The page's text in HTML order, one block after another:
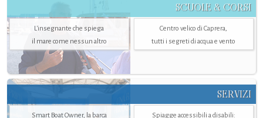
SCUOLE & CORSI
L'insegnante che spiega
il mare come nessun altro
Centro velico di Caprera,
tutti i segreti di acqua e vento
SERVIZI
Smart Boat Owner, la barca
Spiagge accessibili a disabili: